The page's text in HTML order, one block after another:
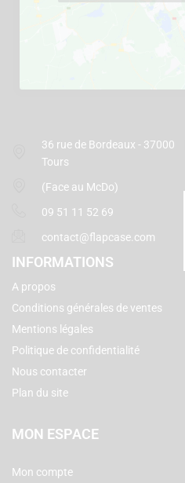
36 rue de Bordeaux - 37000
Tours
(Face au McDo)
09 51 11 52 69
contact@flapcase.com
INFORMATIONS
A propos
Conditions générales de ventes
Mentions légales
Politique de confidentialité
Nous contacter
Plan du site
MON ESPACE
Mon compte